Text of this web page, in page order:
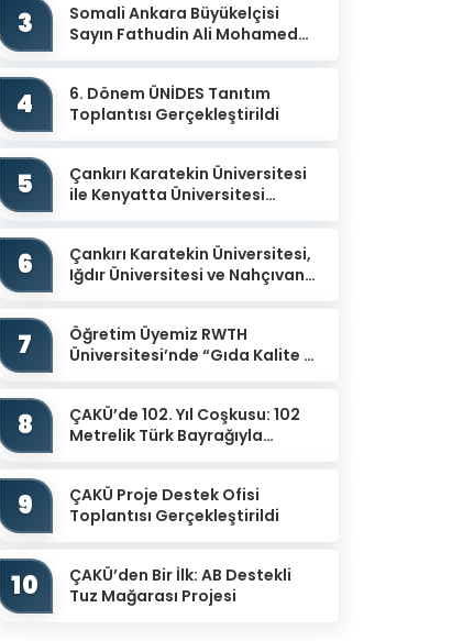
3
Somali Ankara Büyükelçisi
Sayın Fathudin Ali Mohamed
4
6. Dönem ÜNİDES Tanıtım
Toplantısı Gerçekleştirildi
5
Çankırı Karatekin Üniversitesi
ile Kenyatta Üniversitesi
6
Çankırı Karatekin Üniversitesi,
Iğdır Üniversitesi ve Nahçıvan
7
Öğretim Üyemiz RWTH
Üniversitesi’nde “Gıda Kalite ve
8
ÇAKÜ’de 102. Yıl Coşkusu: 102
Metrelik Türk Bayrağıyla
9
ÇAKÜ Proje Destek Ofisi
Toplantısı Gerçekleştirildi
10
ÇAKÜ’den Bir İlk: AB Destekli
Tuz Mağarası Projesi